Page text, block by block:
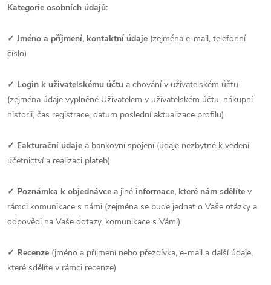
Kategorie osobních údajů:
✓ Jméno a příjmení, kontaktní údaje (zejména e-mail, telefonní
číslo)
✓ Login k uživatelskému účtu a chování v uživatelském účtu
(zejména údaje vyplněné Uživatelem v uživatelském účtu, nákupní
historii, čas registrace, datum poslední aktualizace profilu)
✓ Fakturační údaje a bankovní spojení (údaje nezbytné k vedení
účetnictví a realizaci plateb)
✓ Poznámka k objednávce a jiné informace, které nám sdělíte v
rámci komunikace s námi (zejména se bude jednat o Vaše otázky a
odpovědi na Vaše dotazy, komunikace s Vámi)
✓ Recenze (jméno a příjmení nebo přezdívka, e-mail a další údaje,
které sdělíte v rámci recenze)